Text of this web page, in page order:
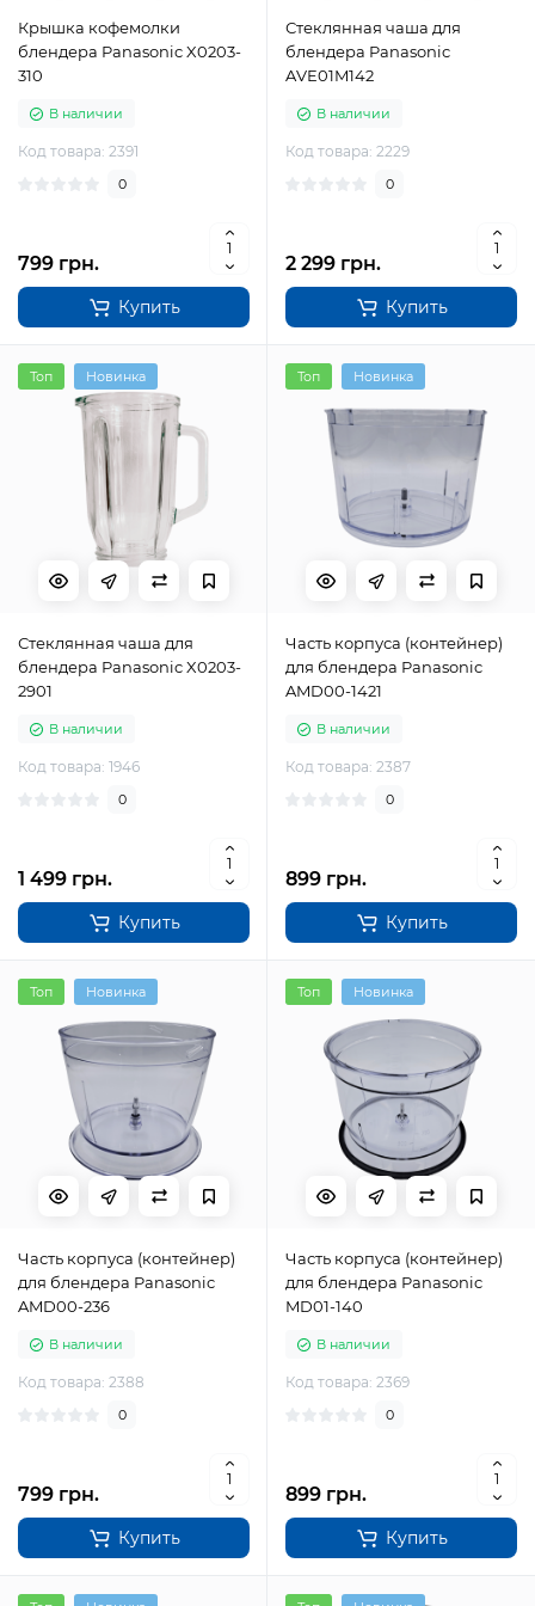
Крышка кофемолки
блендера Panasonic X0203-
310
В наличии
Код товара: 2391
0
799 грн.
Купить
Стеклянная чаша для
блендера Panasonic
AVE01M142
В наличии
Код товара: 2229
0
2 299 грн.
Купить
Топ Новинка
Стеклянная чаша для
блендера Panasonic X0203-
2901
В наличии
Код товара: 1946
0
1 499 грн.
Купить
Топ Новинка
Часть корпуса (контейнер)
для блендера Panasonic
AMD00-1421
В наличии
Код товара: 2387
0
899 грн.
Купить
Топ Новинка
Часть корпуса (контейнер)
для блендера Panasonic
AMD00-236
В наличии
Код товара: 2388
0
799 грн.
Купить
Топ Новинка
Часть корпуса (контейнер)
для блендера Panasonic
MD01-140
В наличии
Код товара: 2369
0
899 грн.
Купить